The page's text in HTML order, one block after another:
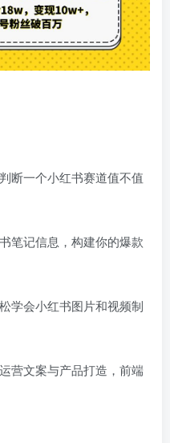
断一个小红书赛道值不值
笔记信息，构建你的爆款
学会小红书图片和视频制
营文案与产品打造，前端